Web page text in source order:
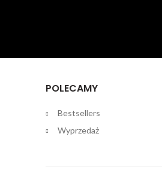
POLECAMY
Bestsellers
Wyprzedaż